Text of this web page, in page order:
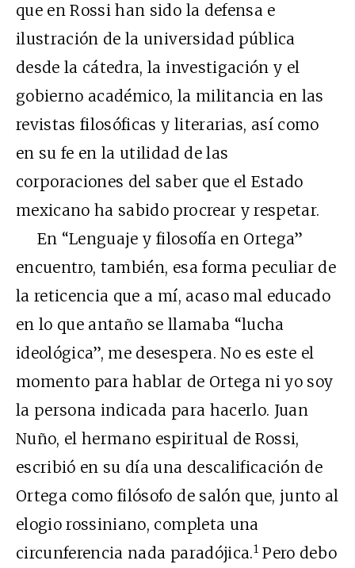
que en Rossi han sido la defensa e
ilustración de la universidad pública
desde la cátedra, la investigación y el
gobierno académico, la militancia en las
revistas filosóficas y literarias, así como
en su fe en la utilidad de las
corporaciones del saber que el Estado
mexicano ha sabido procrear y respetar.
En “Lenguaje y filosofía en Ortega”
encuentro, también, esa forma peculiar de
la reticencia que a mí, acaso mal educado
en lo que antaño se llamaba “lucha
ideológica”, me desespera. No es este el
momento para hablar de Ortega ni yo soy
la persona indicada para hacerlo. Juan
Nuño, el hermano espiritual de Rossi,
escribió en su día una descalificación de
Ortega como filósofo de salón que, junto al
elogio rossiniano, completa una
circunferencia nada paradójica.1Pero debo